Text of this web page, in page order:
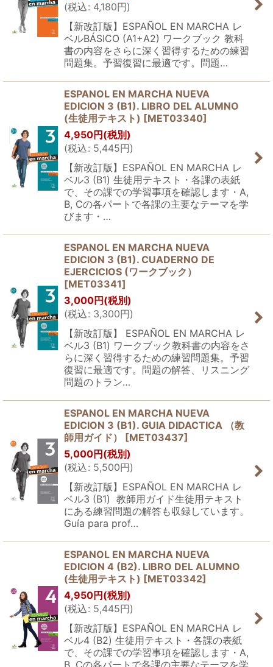
(税込: 4,180円)
【新改訂版】ESPAÑOL EN MARCHA レ
ベルBÁSICO (A1+A2) ワークブック 教科
書の内容をさらに深く習得するための練習
問題集。予習復習に最適です。問題…
ESPANOL EN MARCHA NUEVA
EDICION 3 (B1). LIBRO DEL ALUMNO
(生徒用テキスト) [MET03340]
4,950円 (税別)
(税込: 5,445円)
【新改訂版】ESPAÑOL EN MARCHA レ
ベル3 (B1) 生徒用テキスト・各課の表紙
で、その課での学習事項を確認します・A,
B, Cの各パートで各課の主要なテーマを学
びます・…
ESPANOL EN MARCHA NUEVA
EDICION 3 (B1). CUADERNO DE
EJERCICIOS (ワークブック）
[MET03341]
3,000円 (税別)
(税込: 3,300円)
【新改訂版】 ESPAÑOL EN MARCHA レ
ベル3 (B1) ワークブック教科書の内容をさ
らに深く習得するための練習問題集。予習
復習に最適です。問題の解答、リスニング
問題のトラン…
ESPANOL EN MARCHA NUEVA
EDICION 3 (B1). GUIA DIDACTICA （教
師用ガイド）
[MET03437]
5,000円 (税別)
(税込: 5,500円)
【新改訂版】ESPAÑOL EN MARCHA レ
ベル3 (B1) 教師用ガイド生徒用テキスト
にある練習問題の解答も収録しています。
Guía para prof…
ESPANOL EN MARCHA NUEVA
EDICION 4 (B2). LIBRO DEL ALUMNO
(生徒用テキスト) [MET03342]
4,950円 (税別)
(税込: 5,445円)
【新改訂版】ESPAÑOL EN MARCHA レ
ベル4 (B2) 生徒用テキスト・各課の表紙
で、その課での学習事項を確認します・A,
B, Cの各パートで各課の主要なテーマを学